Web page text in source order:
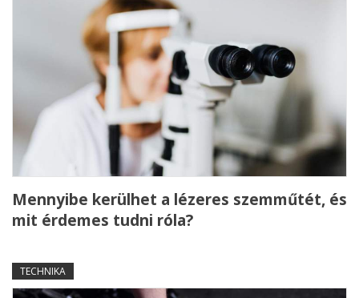
Mennyibe kerülhet a lézeres szemműtét, és
mit érdemes tudni róla?
TECHNIKA